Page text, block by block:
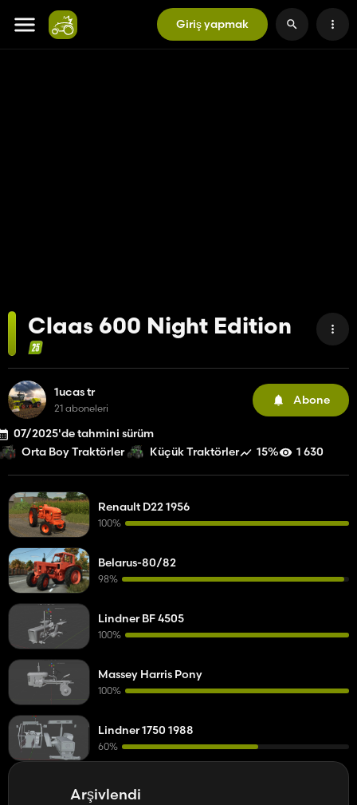
Giriş yapmak
Claas 600 Night Edition
1ucas tr
21 aboneleri
Abone
07/2025'de tahmini sürüm
Orta Boy Traktörler
Küçük Traktörler 15% 1 630
Arşivlendi
Renault D22 1956
100%
Belarus-80/82
98%
Lindner BF 4505
100%
Massey Harris Pony
100%
Lindner 1750 1988
60%